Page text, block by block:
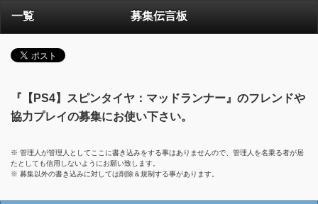
一覧 募集伝言板
『【PS4】スピンタイヤ：マッドランナー』のフレンドや
協力プレイの募集にお使い下さい。
※ 管理人が管理人としてここに書き込みをする事はありませんので、管理人を名乗る者が居
たとしても信用しないようにお願い致します。
※ 募集以外の書き込みに対しては削除＆規制する事があります。